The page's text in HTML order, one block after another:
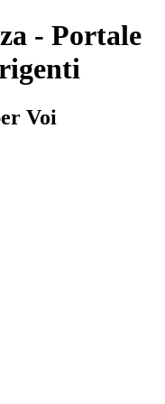
- Portale
Voi